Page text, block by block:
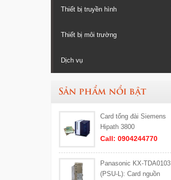
Thiết bị truyền hình
Thiết bị môi trường
Dịch vụ
Sản phẩm nổi bật
Card tổng đài Siemens
Hipath 3800
Call: 0904244770
Panasonic KX-TDA0103
(PSU-L): Card nguồn